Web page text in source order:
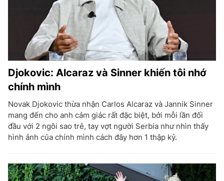
Djokovic: Alcaraz và Sinner khiến tôi nhớ
chính mình
Novak Djokovic thừa nhận Carlos Alcaraz và Jannik Sinner
mang đến cho anh cảm giác rất đặc biệt, bởi mỗi lần đối
đầu với 2 ngôi sao trẻ, tay vợt người Serbia như nhìn thấy
hình ảnh của chính mình cách đây hơn 1 thập kỷ.